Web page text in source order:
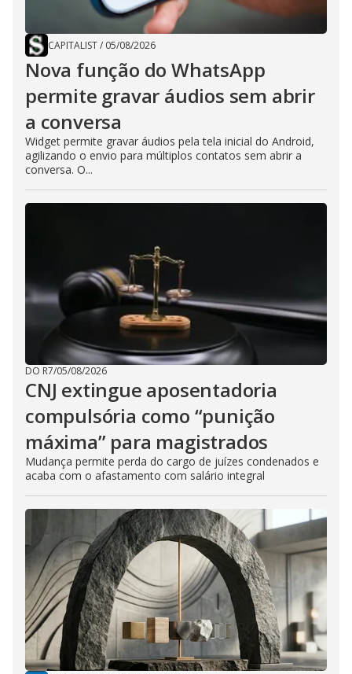
CAPITALIST/ 05/08/2026
Nova função do WhatsApp
permite gravar áudios sem abrir
a conversa
Widget permite gravar áudios pela tela inicial do Android,
agilizando o envio para múltiplos contatos sem abrir a
conversa. O...
DO R7/05/08/2026
CNJ extingue aposentadoria
compulsória como “punição
máxima” para magistrados
Mudança permite perda do cargo de juízes condenados e
acaba com o afastamento com salário integral